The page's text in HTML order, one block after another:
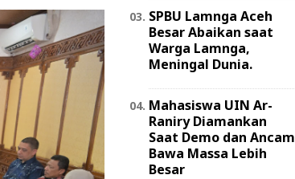
SPBU Lamnga Aceh
Besar Abaikan saat
Warga Lamnga,
Meningal Dunia.
Mahasiswa UIN Ar-
Raniry Diamankan
Saat Demo dan Ancam
Bawa Massa Lebih
Besar